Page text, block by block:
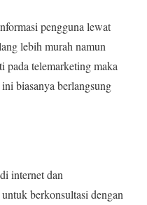
pengguna lewat
lebih murah namun
pada telemarketing maka
biasanya berlangsung
internet dan
berkonsultasi dengan